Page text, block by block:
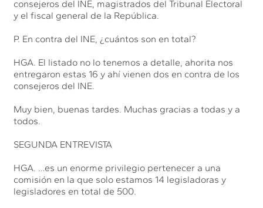
consejeros del INE, magistrados del Tribunal Electoral
y el fiscal general de la República.
P. En contra del INE, ¿cuántos son en total?
HGA. El listado no lo tenemos a detalle, ahorita nos
entregaron estas 16 y ahí vienen dos en contra de los
consejeros del INE.
Muy bien, buenas tardes. Muchas gracias a todas y a
todos.
SEGUNDA ENTREVISTA
HGA. …es un enorme privilegio pertenecer a una
comisión en la que solo estamos 14 legisladoras y
legisladores en total de 500.